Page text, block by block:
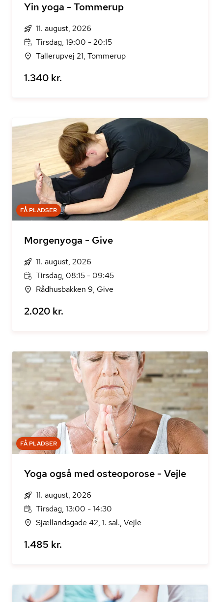
Yin yoga - Tommerup
11. august, 2026
Tirsdag, 19:00 - 20:15
Tallerupvej 21, Tommerup
1.340 kr.
FÅ PLADSER
Morgenyoga - Give
11. august, 2026
Tirsdag, 08:15 - 09:45
Rådhusbakken 9, Give
2.020 kr.
FÅ PLADSER
Yoga også med osteoporose - Vejle
11. august, 2026
Tirsdag, 13:00 - 14:30
Sjællandsgade 42, 1. sal., Vejle
1.485 kr.